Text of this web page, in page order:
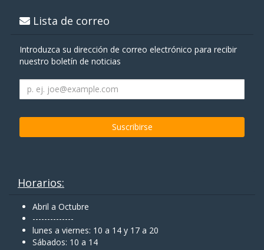
Lista de correo
Introduzca su dirección de correo electrónico para recibir
nuestro boletín de noticias
Horarios:
Abril a Octubre
--------------
lunes a viernes: 10 a 14 y 17 a 20
Sábados: 10 a 14